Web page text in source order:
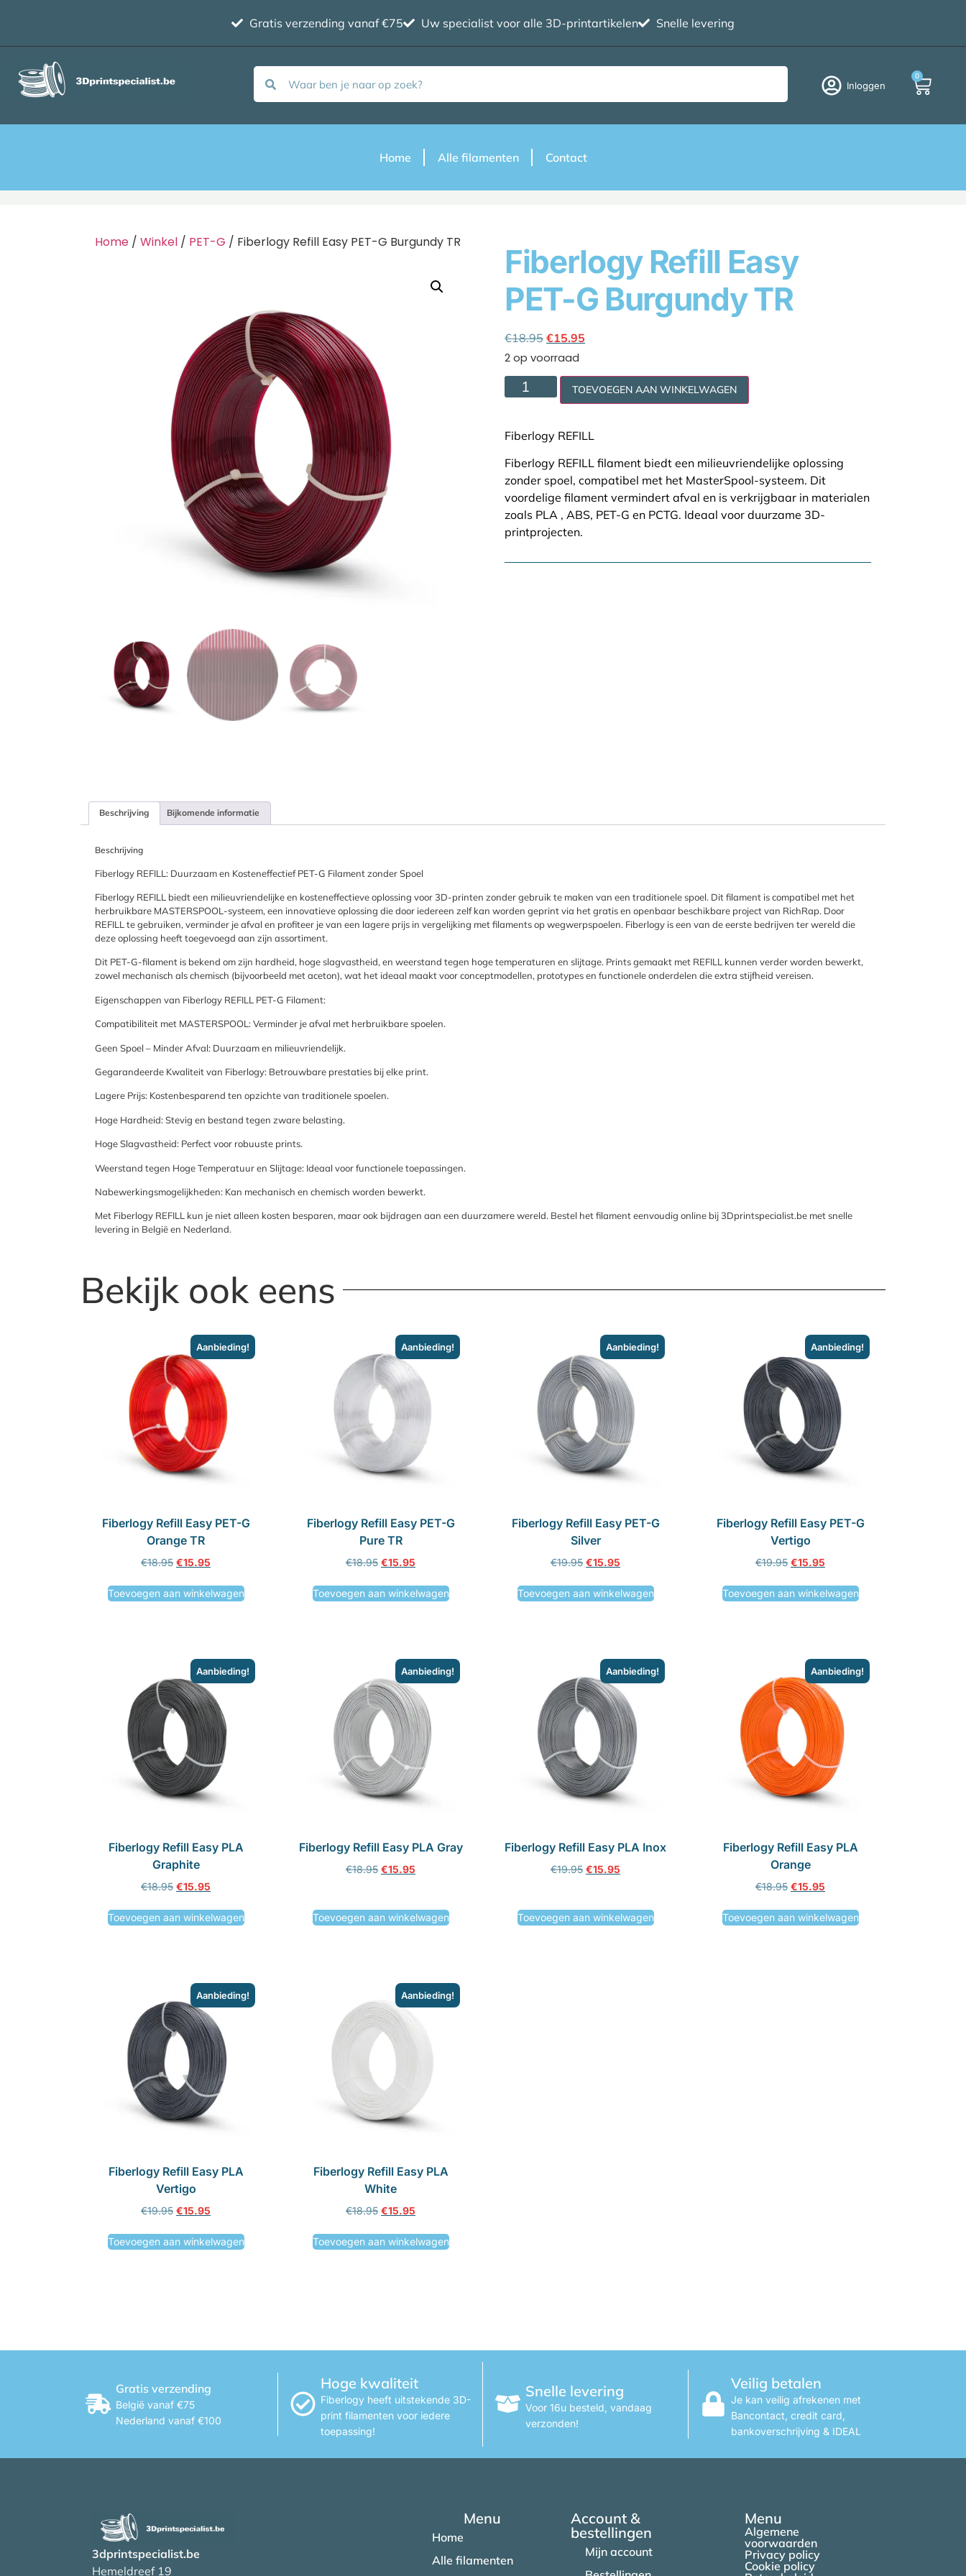
Gratis verzending vanaf €75 Uw specialist voor alle 3D-printartikelen Snelle levering
Inloggen
0
Home Alle filamenten Contact
Home / Winkel / PET-G / Fiberlogy Refill Easy PET-G Burgundy TR
Fiberlogy Refill Easy
PET-G Burgundy TR
€18.95 €15.95
2 op voorraad
TOEVOEGEN AAN WINKELWAGEN
Fiberlogy REFILL
Fiberlogy REFILL filament biedt een milieuvriendelijke oplossing
zonder spoel, compatibel met het MasterSpool-systeem. Dit
voordelige filament vermindert afval en is verkrijgbaar in materialen
zoals PLA , ABS, PET-G en PCTG. Ideaal voor duurzame 3D-
printprojecten.
Beschrijving Bijkomende informatie
Beschrijving
Fiberlogy REFILL: Duurzaam en Kosteneffectief PET-G Filament zonder Spoel
Fiberlogy REFILL biedt een milieuvriendelijke en kosteneffectieve oplossing voor 3D-printen zonder gebruik te maken van een traditionele spoel. Dit filament is compatibel met het
herbruikbare MASTERSPOOL-systeem, een innovatieve oplossing die door iedereen zelf kan worden geprint via het gratis en openbaar beschikbare project van RichRap. Door
REFILL te gebruiken, verminder je afval en profiteer je van een lagere prijs in vergelijking met filaments op wegwerpspoelen. Fiberlogy is een van de eerste bedrijven ter wereld die
deze oplossing heeft toegevoegd aan zijn assortiment.
Dit PET-G-filament is bekend om zijn hardheid, hoge slagvastheid, en weerstand tegen hoge temperaturen en slijtage. Prints gemaakt met REFILL kunnen verder worden bewerkt,
zowel mechanisch als chemisch (bijvoorbeeld met aceton), wat het ideaal maakt voor conceptmodellen, prototypes en functionele onderdelen die extra stijfheid vereisen.
Eigenschappen van Fiberlogy REFILL PET-G Filament:
Compatibiliteit met MASTERSPOOL: Verminder je afval met herbruikbare spoelen.
Geen Spoel – Minder Afval: Duurzaam en milieuvriendelijk.
Gegarandeerde Kwaliteit van Fiberlogy: Betrouwbare prestaties bij elke print.
Lagere Prijs: Kostenbesparend ten opzichte van traditionele spoelen.
Hoge Hardheid: Stevig en bestand tegen zware belasting.
Hoge Slagvastheid: Perfect voor robuuste prints.
Weerstand tegen Hoge Temperatuur en Slijtage: Ideaal voor functionele toepassingen.
Nabewerkingsmogelijkheden: Kan mechanisch en chemisch worden bewerkt.
Met Fiberlogy REFILL kun je niet alleen kosten besparen, maar ook bijdragen aan een duurzamere wereld. Bestel het filament eenvoudig online bij 3Dprintspecialist.be met snelle
levering in België en Nederland.
Bekijk ook eens
Aanbieding!
Fiberlogy Refill Easy PET-G
Orange TR
€18.95 €15.95
Toevoegen aan winkelwagen
Aanbieding!
Fiberlogy Refill Easy PET-G
Pure TR
€18.95 €15.95
Toevoegen aan winkelwagen
Aanbieding!
Fiberlogy Refill Easy PET-G
Silver
€19.95 €15.95
Toevoegen aan winkelwagen
Aanbieding!
Fiberlogy Refill Easy PET-G
Vertigo
€19.95 €15.95
Toevoegen aan winkelwagen
Aanbieding!
Fiberlogy Refill Easy PLA
Graphite
€18.95 €15.95
Toevoegen aan winkelwagen
Aanbieding!
Fiberlogy Refill Easy PLA Gray
€18.95 €15.95
Toevoegen aan winkelwagen
Aanbieding!
Fiberlogy Refill Easy PLA Inox
€19.95 €15.95
Toevoegen aan winkelwagen
Aanbieding!
Fiberlogy Refill Easy PLA
Orange
€18.95 €15.95
Toevoegen aan winkelwagen
Aanbieding!
Fiberlogy Refill Easy PLA
Vertigo
€19.95 €15.95
Toevoegen aan winkelwagen
Aanbieding!
Fiberlogy Refill Easy PLA
White
€18.95 €15.95
Toevoegen aan winkelwagen
Gratis verzending
België vanaf €75
Nederland vanaf €100
Hoge kwaliteit
Fiberlogy heeft uitstekende 3D-
print filamenten voor iedere
toepassing!
Snelle levering
Voor 16u besteld, vandaag
verzonden!
Veilig betalen
Je kan veilig afrekenen met
Bancontact, credit card,
bankoverschrijving & IDEAL
3dprintspecialist.be
Hemeldreef 19
Menu
Home
Alle filamenten
Account &
bestellingen
Mijn account
Menu
Algemene
voorwaarden
Privacy policy
Cookie policy